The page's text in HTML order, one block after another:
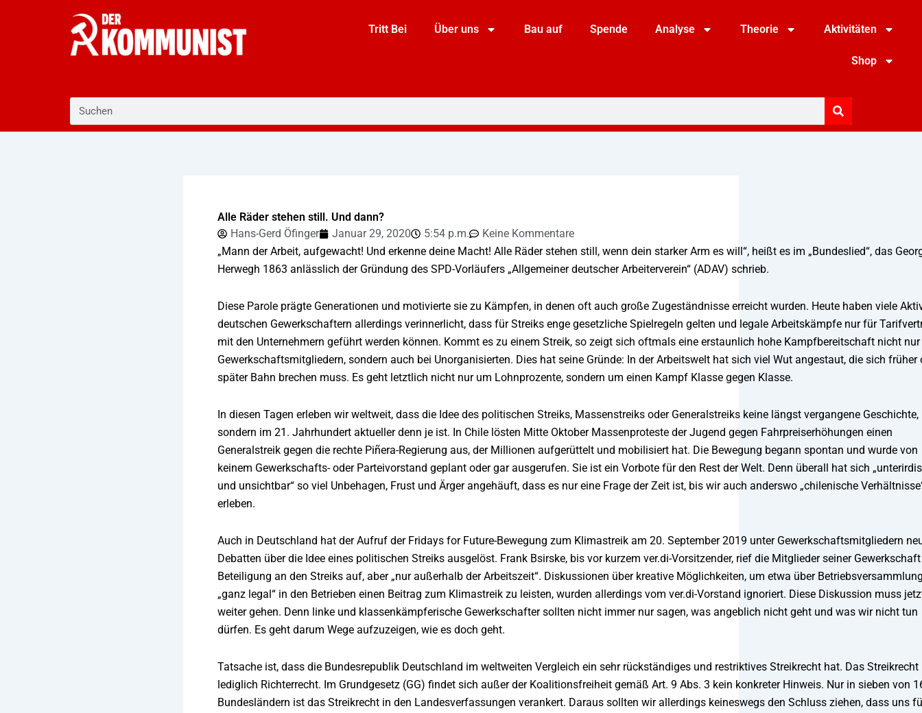
Tritt Bei Über uns Bau auf Spende Analyse Theorie Aktivitäten
Shop
Alle Räder stehen still. Und dann?
Hans-Gerd Öfinger
Januar 29, 2020 5:54 p.m.
Keine Kommentare
„Mann der Arbeit, aufgewacht! Und erkenne deine Macht! Alle Räder stehen still, wenn dein starker Arm es will“, heißt es im „Bundeslied“, das
Herwegh 1863 anlässlich der Gründung des SPD-Vorläufers „Allgemeiner deutscher Arbeiterverein“ (ADAV) schrieb.
Diese Parole prägte Generationen und motivierte sie zu Kämpfen, in denen oft auch große Zugeständnisse erreicht wurden. Heute haben viele
deutschen Gewerkschaftern allerdings verinnerlicht, dass für Streiks enge gesetzliche Spielregeln gelten und legale Arbeitskämpfe nur für
mit den Unternehmern geführt werden können. Kommt es zu einem Streik, so zeigt sich oftmals eine erstaunlich hohe Kampfbereitschaft nicht nur
Gewerkschaftsmitgliedern, sondern auch bei Unorganisierten. Dies hat seine Gründe: In der Arbeitswelt hat sich viel Wut angestaut, die sich früher
später Bahn brechen muss. Es geht letztlich nicht nur um Lohnprozente, sondern um einen Kampf Klasse gegen Klasse.
In diesen Tagen erleben wir weltweit, dass die Idee des politischen Streiks, Massenstreiks oder Generalstreiks keine längst vergangene Geschichte,
sondern im 21. Jahrhundert aktueller denn je ist. In Chile lösten Mitte Oktober Massenproteste der Jugend gegen Fahrpreiserhöhungen einen
Generalstreik gegen die rechte Piñera-Regierung aus, der Millionen aufgerüttelt und mobilisiert hat. Die Bewegung begann spontan und wurde von
keinem Gewerkschafts- oder Parteivorstand geplant oder gar ausgerufen. Sie ist ein Vorbote für den Rest der Welt. Denn überall hat sich
und unsichtbar“ so viel Unbehagen, Frust und Ärger angehäuft, dass es nur eine Frage der Zeit ist, bis wir auch anderswo „chilenische
erleben.
Auch in Deutschland hat der Aufruf der Fridays for Future-Bewegung zum Klimastreik am 20. September 2019 unter Gewerkschaftsmitgliedern
Debatten über die Idee eines politischen Streiks ausgelöst. Frank Bsirske, bis vor kurzem ver.di-Vorsitzender, rief die Mitglieder seiner
Beteiligung an den Streiks auf, aber „nur außerhalb der Arbeitszeit“. Diskussionen über kreative Möglichkeiten, um etwa über
„ganz legal“ in den Betrieben einen Beitrag zum Klimastreik zu leisten, wurden allerdings vom ver.di-Vorstand ignoriert. Diese Diskussion muss
weiter gehen. Denn linke und klassenkämpferische Gewerkschafter sollten nicht immer nur sagen, was angeblich nicht geht und was wir nicht tun
dürfen. Es geht darum Wege aufzuzeigen, wie es doch geht.
Tatsache ist, dass die Bundesrepublik Deutschland im weltweiten Vergleich ein sehr rückständiges und restriktives Streikrecht hat. Das Streikrecht
lediglich Richterrecht. Im Grundgesetz (GG) findet sich außer der Koalitionsfreiheit gemäß Art. 9 Abs. 3 kein konkreter Hinweis. Nur in sieben von
Bundesländern ist das Streikrecht in den Landesverfassungen verankert. Daraus sollten wir allerdings keineswegs den Schluss ziehen, dass uns